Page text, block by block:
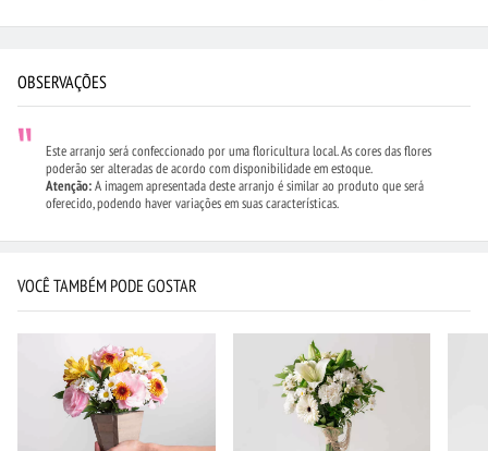
OBSERVAÇÕES
Este arranjo será confeccionado por uma floricultura local. As cores das flores
poderão ser alteradas de acordo com disponibilidade em estoque.
Atenção:A imagem apresentada deste arranjo é similar ao produto que será
oferecido, podendo haver variações em suas características.
VOCÊ TAMBÉM PODE GOSTAR